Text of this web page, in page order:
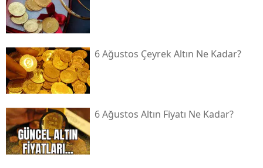
6 Ağustos Çeyrek Altın Ne Kadar?
6 Ağustos Altın Fiyatı Ne Kadar?